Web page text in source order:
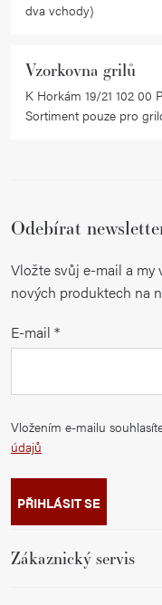
dva vchody)
Vzorkovna grilů
K Horkám 19/21 102 00
Sortiment pouze pro
Odebírat
Vložte svůj e-mail a my
nových produktech na
E-mail
Vložením e-mailu
údajů
PŘIHLÁSIT SE
Zákaznický servis